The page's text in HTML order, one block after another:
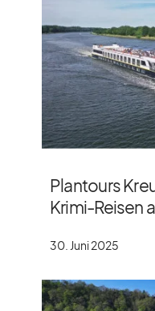
Plantours
Krimi-Reisen
30. Juni 2025